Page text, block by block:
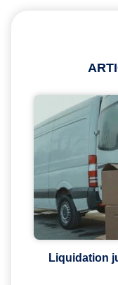
Liquidation